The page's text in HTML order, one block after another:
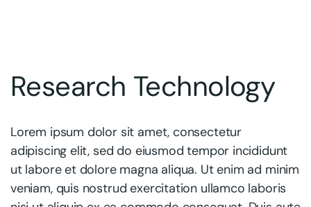
Research Technology
Lorem ipsum dolor sit amet, consectetur
adipiscing elit, sed do eiusmod tempor incididunt
ut labore et dolore magna aliqua. Ut enim ad minim
veniam, quis nostrud exercitation ullamco laboris